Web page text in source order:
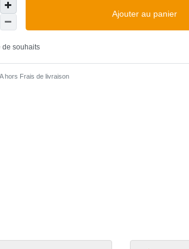
Ajouter au panier
de souhaits
hors Frais de livraison